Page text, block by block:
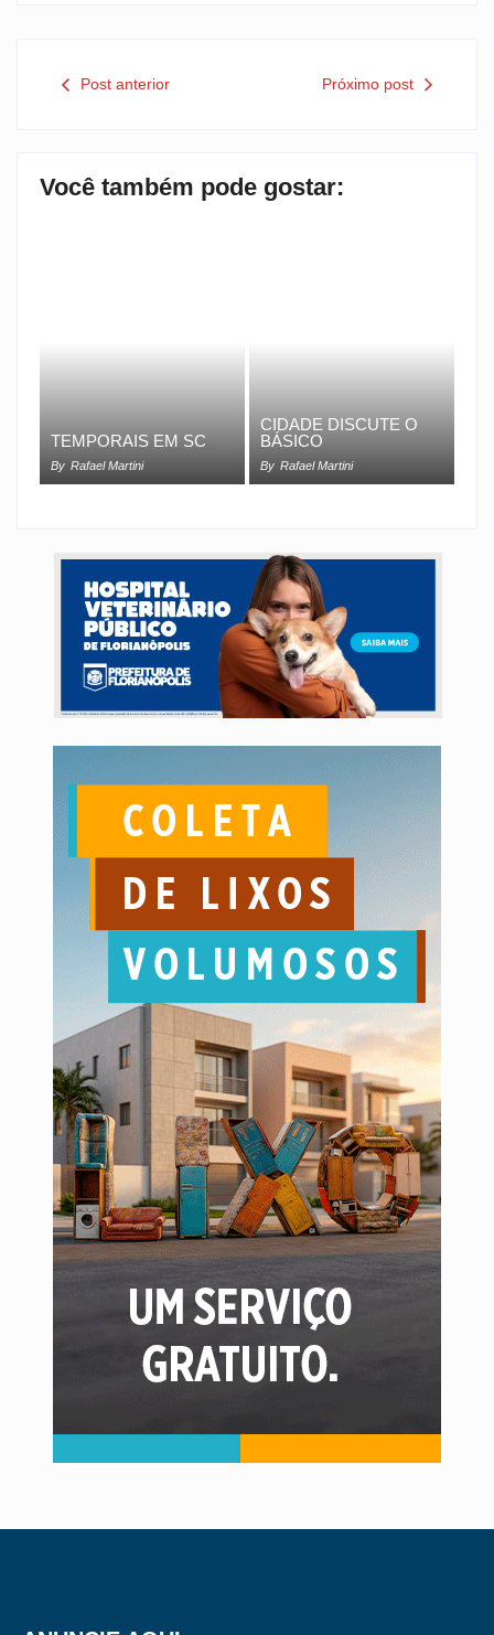
Post anterior Próximo post
Você também pode gostar:
TEMPORAIS EM SC
By Rafael Martini
CIDADE DISCUTE O
BÁSICO
By Rafael Martini